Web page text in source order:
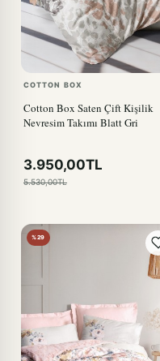
COTTON BOX
Cotton Box Saten Çift Kişilik
Nevresim Takımı Blatt Gri
3.950,00TL
5.530,00TL
%29